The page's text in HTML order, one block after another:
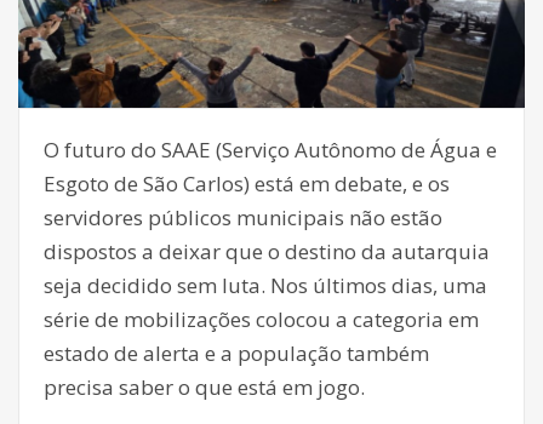
O futuro do SAAE (Serviço Autônomo de Água e
Esgoto de São Carlos) está em debate, e os
servidores públicos municipais não estão
dispostos a deixar que o destino da autarquia
seja decidido sem luta. Nos últimos dias, uma
série de mobilizações colocou a categoria em
estado de alerta e a população também
precisa saber o que está em jogo.